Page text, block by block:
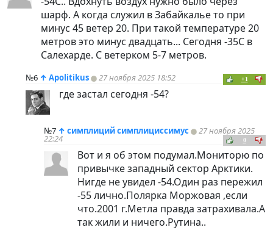
шарф. А когда служил в Забайкалье то при
минус 45 ветер 20. При такой температуре 20
метров это минус двадцать... Сегодня -35С в
Салехарде. С ветерком 5-7 метров.
№6 ↑ Apolitikus 27 ноября 2025 18:52 +1
где застал сегодня -54?
№7 ↑ симплиций симплициссимус 27 ноября 2025
22:24 0
Вот и я об этом подумал.Мониторю по
привычке западный сектор Арктики.
Нигде не увидел -54.Один раз пережил
-55 лично.Полярка Моржовая ,если
что.2001 г.Метла правда затрахивала.А
так жили и ничего.Рутина..